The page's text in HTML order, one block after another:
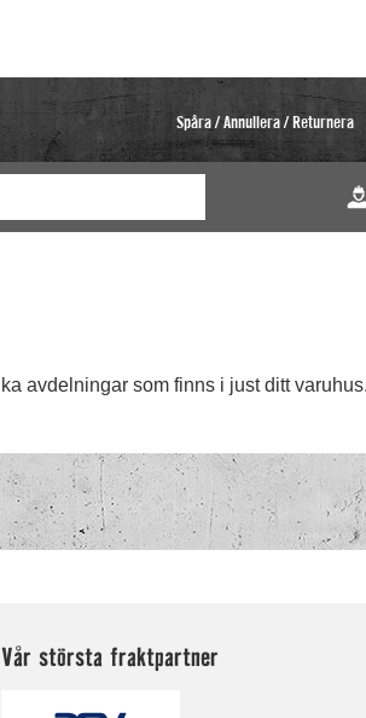
Spåra / Annullera / Returnera
Vår största fraktpartner